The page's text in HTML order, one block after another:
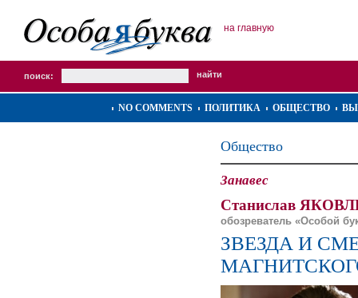
на главную
поиск:
NO COMMENTS ПОЛИТИКА ОБЩЕСТВО
Общество
Занавес
Станислав
обозреватель «Особой
ЗВЕЗДА И